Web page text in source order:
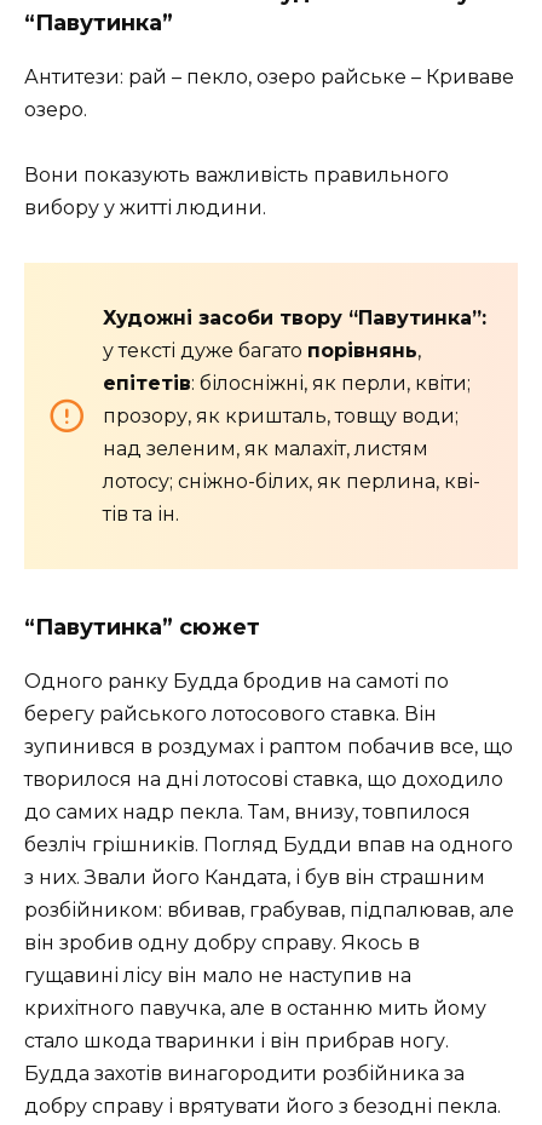
“Павутинка”
Антитези: рай – пекло, озеро райське – Криваве
озеро.
Вони показують важливість правильного
вибору у житті людини.
Художні засоби твору “Павутинка”:
у тексті дуже багато порівнянь,
епітетів: білосніжні, як перли, квіти;
прозору, як кри­шталь, товщу води;
над зеленим, як малахіт, листям
лотосу; сніжно-білих, як перлина, кві­
тів та ін.
“Павутинка” сюжет
Одного ранку Будда бродив на самоті по
берегу райського лотосового ставка. Він
зупинився в роздумах і раптом побачив все, що
творилося на дні лотосові ставка, що доходило
до самих надр пекла. Там, внизу, товпилося
безліч грішників. Погляд Будди впав на одного
з них. Звали його Кандата, і був він страшним
розбійником: вбивав, грабував, підпалював, але
він зробив одну добру справу. Якось в
гущавині лісу він мало не наступив на
крихітного павучка, але в останню мить йому
стало шкода тваринки і він прибрав ногу.
Будда захотів винагородити розбійника за
добру справу і врятувати його з безодні пекла.